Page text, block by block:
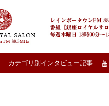
カテゴリ別インタビュー記事